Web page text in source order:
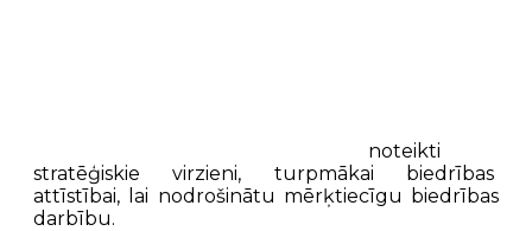
noteikti
stratēģiskie virzieni, turpmākai biedrības
attīstībai, lai nodrošinātu mērķtiecīgu biedrības
darbību.